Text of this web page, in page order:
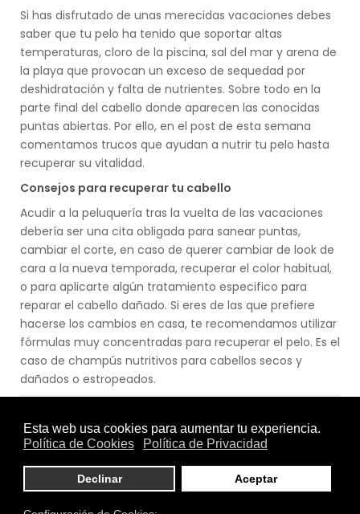
Si has disfrutado de unas merecidas vacaciones debes
saber que tu pelo ha tenido que soportar altas
temperaturas, cloro de la piscina, sal del mar y arena de
la playa que provocan un exceso de sequedad por
deshidratación y falta de nutrientes. Sobre todo en la
parte final del cabello donde aparecen las conocidas
puntas abiertas. Por ello, en el post de esta semana
comentamos trucos que ayudan a nutrir tu pelo hasta
recuperar su vitalidad.
Consejos para recuperar tu cabello
Acudir a la peluquería tras la vuelta de las vacaciones
debería ser una cita obligada para sanear puntas,
cambiar el corte, en caso de querer cambiar de look de
cara a la nueva temporada, recuperar el color habitual,
o para aplicarte algún tratamiento especifico para
reparar el cabello dañado. Si eres de las que prefiere
hacerse los cambios en casa, te recomendamos utilizar
fórmulas muy concentradas para recuperar el pelo. Es el
caso de champús nutritivos para cabellos secos y
dañados o estropeados.